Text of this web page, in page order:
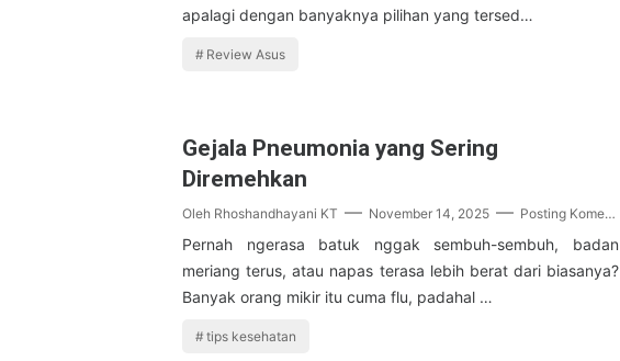
apalagi dengan banyaknya pilihan yang tersed…
Review Asus
Gejala Pneumonia yang Sering
Diremehkan
Oleh Rhoshandhayani KT November 14, 2025 Posting Komentar
Pernah ngerasa batuk nggak sembuh-sembuh, badan
meriang terus, atau napas terasa lebih berat dari biasanya?
Banyak orang mikir itu cuma flu, padahal …
tips kesehatan